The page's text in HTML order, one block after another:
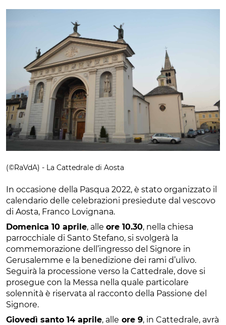
(©RaVdA) - La Cattedrale di Aosta
In occasione della Pasqua 2022, è stato organizzato il
calendario delle celebrazioni presiedute dal vescovo
di Aosta, Franco Lovignana.
Domenica 10 aprile, alle ore 10.30, nella chiesa
parrocchiale di Santo Stefano, si svolgerà la
commemorazione dell’ingresso del Signore in
Gerusalemme e la benedizione dei rami d’ulivo.
Seguirà la processione verso la Cattedrale, dove si
prosegue con la Messa nella quale particolare
solennità è riservata al racconto della Passione del
Signore.
Giovedì santo 14 aprile, alle ore 9, in Cattedrale, avrà